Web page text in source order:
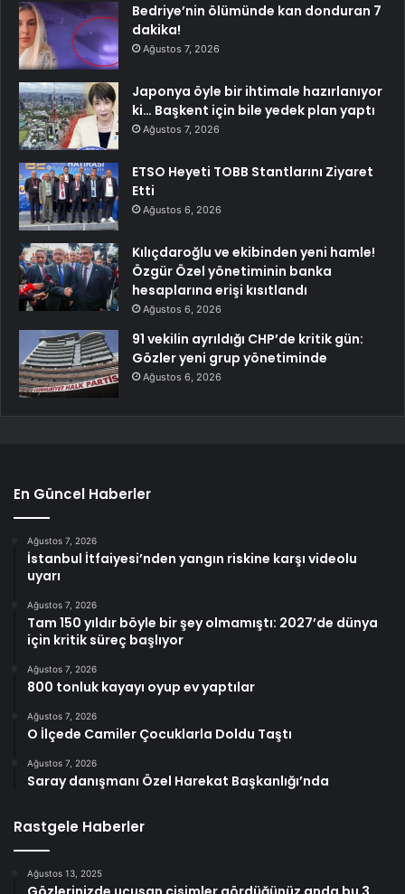
Bedriye’nin ölümünde kan donduran 7
dakika!
Ağustos 7, 2026
Japonya öyle bir ihtimale hazırlanıyor
ki… Başkent için bile yedek plan yaptı
Ağustos 7, 2026
ETSO Heyeti TOBB Stantlarını Ziyaret
Etti
Ağustos 6, 2026
Kılıçdaroğlu ve ekibinden yeni hamle!
Özgür Özel yönetiminin banka
hesaplarına erişi kısıtlandı
Ağustos 6, 2026
91 vekilin ayrıldığı CHP’de kritik gün:
Gözler yeni grup yönetiminde
Ağustos 6, 2026
En Güncel Haberler
Ağustos 7, 2026
İstanbul İtfaiyesi’nden yangın riskine karşı videolu
uyarı
Ağustos 7, 2026
Tam 150 yıldır böyle bir şey olmamıştı: 2027’de dünya
için kritik süreç başlıyor
Ağustos 7, 2026
800 tonluk kayayı oyup ev yaptılar
Ağustos 7, 2026
O İlçede Camiler Çocuklarla Doldu Taştı
Ağustos 7, 2026
Saray danışmanı Özel Harekat Başkanlığı’nda
Rastgele Haberler
Ağustos 13, 2025